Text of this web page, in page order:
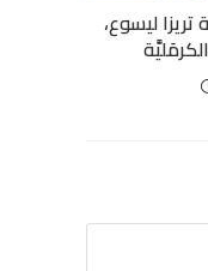
ليسوع،